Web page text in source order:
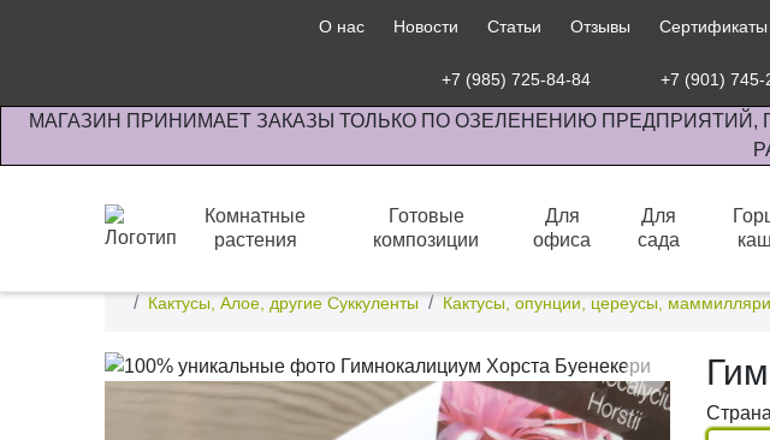
О нас Новости Статьи Отзывы Сертификаты
+7 (985) 725-84-84 +7 (901) 745-
МАГАЗИН ПРИНИМАЕТ ЗАКАЗЫ ТОЛЬКО ПО ОЗЕЛЕНЕНИЮ
Комнатные
растения
Готовые
композиции
Для
офиса
Для
сада
Кактусы, Алое, другие Суккуленты
Кактусы, опунции, цереусы,